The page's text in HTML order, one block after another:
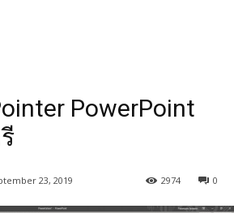
PowerPoint
23, 2019 0
2974